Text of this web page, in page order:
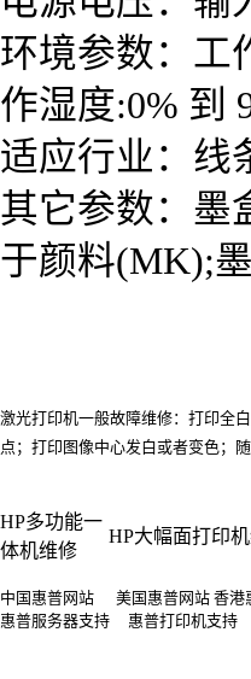
环境参数：工
作湿度:0% 到
适应行业：线
其它参数：墨
于颜料(MK);
激光打印机一般故障维修：打印全
点；打印图像中心发白或者变色；
HP多功能一
体机维修
HP大幅面打印
中国惠普网站 美国惠普网站
惠普服务器支持 惠普打印机支持